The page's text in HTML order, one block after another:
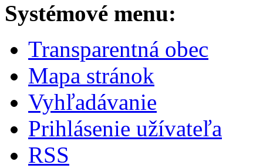
Systémové menu:
Transparentná obec
Mapa stránok
Vyhľadávanie
Prihlásenie užívateľa
RSS